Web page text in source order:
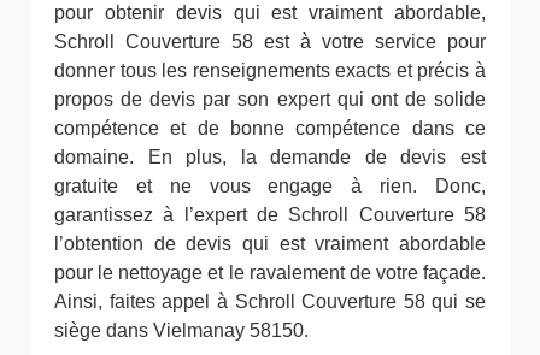
pour obtenir devis qui est vraiment abordable,
Schroll Couverture 58 est à votre service pour
donner tous les renseignements exacts et précis à
propos de devis par son expert qui ont de solide
compétence et de bonne compétence dans ce
domaine. En plus, la demande de devis est
gratuite et ne vous engage à rien. Donc,
garantissez à l’expert de Schroll Couverture 58
l’obtention de devis qui est vraiment abordable
pour le nettoyage et le ravalement de votre façade.
Ainsi, faites appel à Schroll Couverture 58 qui se
siège dans Vielmanay 58150.